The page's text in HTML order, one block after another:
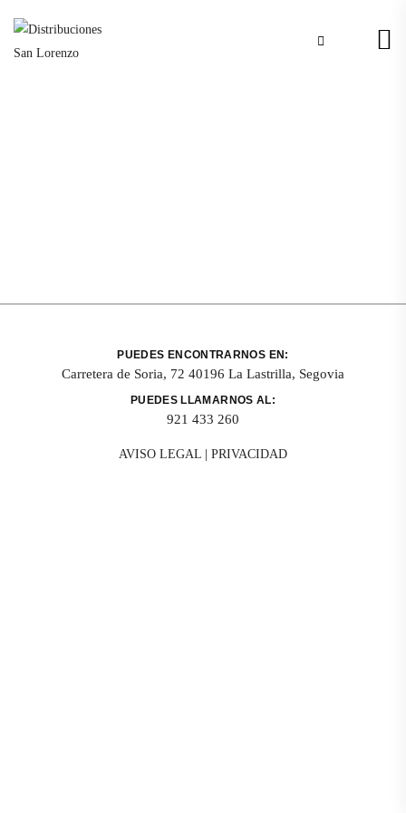
PUEDES ENCONTRARNOS EN:
Carretera de Soria, 72 40196 La Lastrilla, Segovia
PUEDES LLAMARNOS AL:
921 433 260
AVISO LEGAL PRIVACIDAD